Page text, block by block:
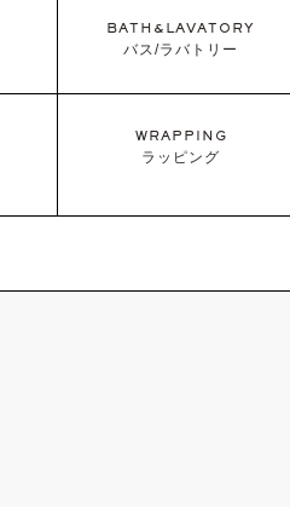
BATH&LAVATORY
バス/ラバトリー
WRAPPING
ラッピング